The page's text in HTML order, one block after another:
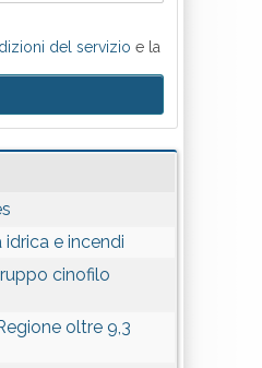
del servizio e la
e incendi
cinofilo
oltre 9,3